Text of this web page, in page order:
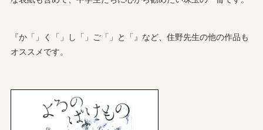
『か「」く「」し「」ご「」と「』など、住野先生の他の作品も
オススメです。